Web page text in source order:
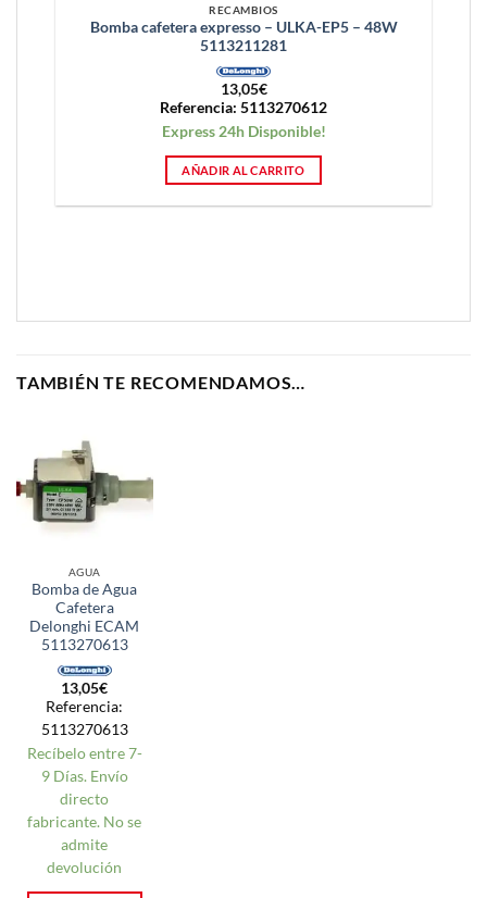
RECAMBIOS
Bomba cafetera expresso – ULKA-EP5 – 48W
5113211281
13,05€
Referencia: 5113270612
Express 24h Disponible!
AÑADIR AL CARRITO
TAMBIÉN TE RECOMENDAMOS…
AGUA
Bomba de Agua
Cafetera
Delonghi ECAM
5113270613
13,05€
Referencia:
5113270613
Recíbelo entre 7-
9 Días. Envío
directo
fabricante. No se
admite
devolución